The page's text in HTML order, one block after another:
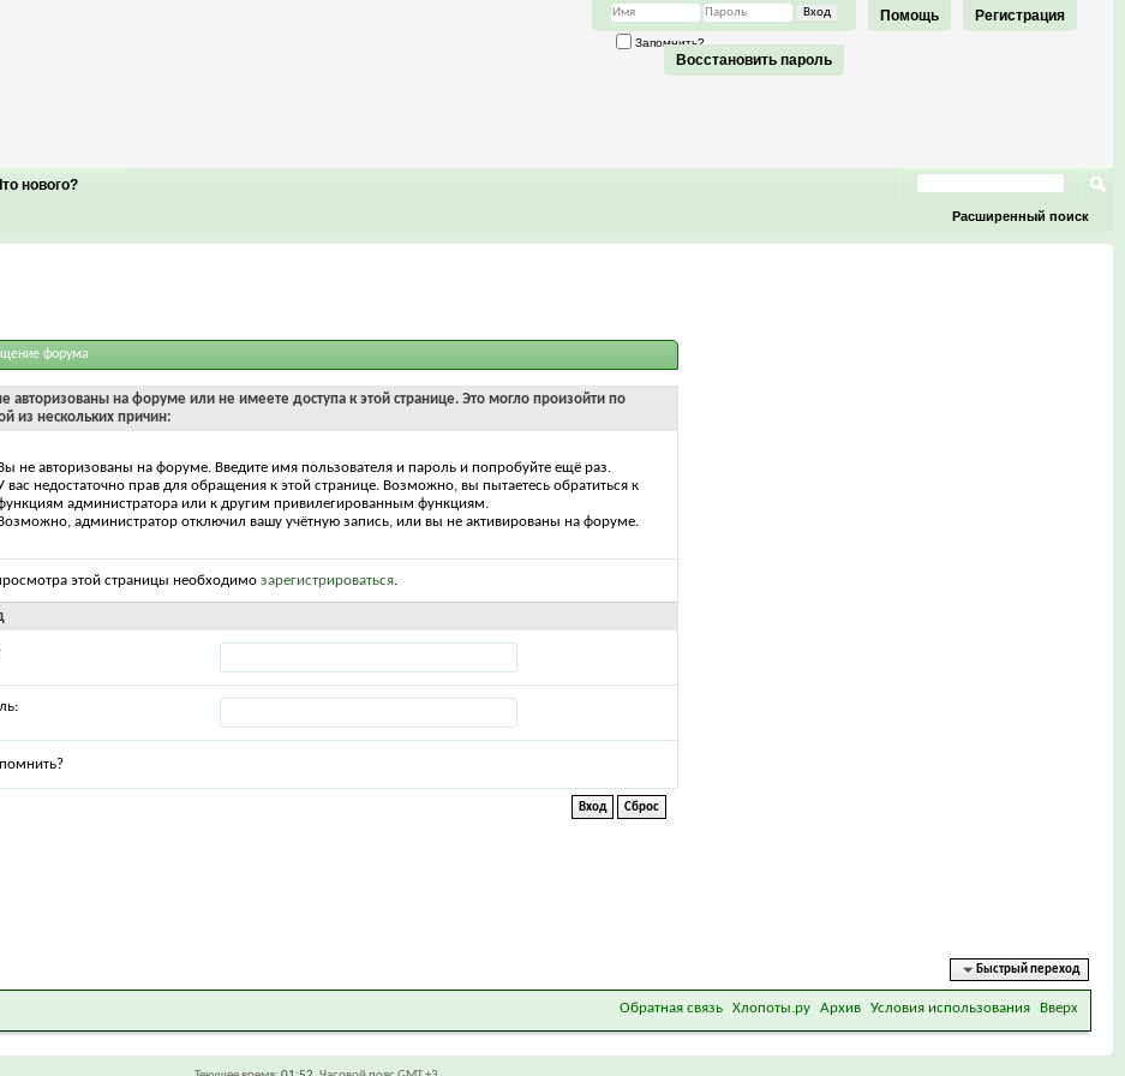
Регистрация
Помощь
Запомнить?
Восстановить пароль
нового?
Расширенный поиск
форума
авторизованы на форуме или не имеете доступа к этой странице. Это могло произойти по
из нескольких причин:
не авторизованы на форуме. Введите имя пользователя и пароль и попробуйте ещё раз.
вас недостаточно прав для обращения к этой странице. Возможно, вы пытаетесь обратиться к
администратора или к другим привилегированным функциям.
администратор отключил вашу учётную запись, или вы не активированы на форуме.
этой страницы необходимо зарегистрироваться.
Быстрый переход
Обратная связь Хлопоты.ру Архив Условия использования Вверх